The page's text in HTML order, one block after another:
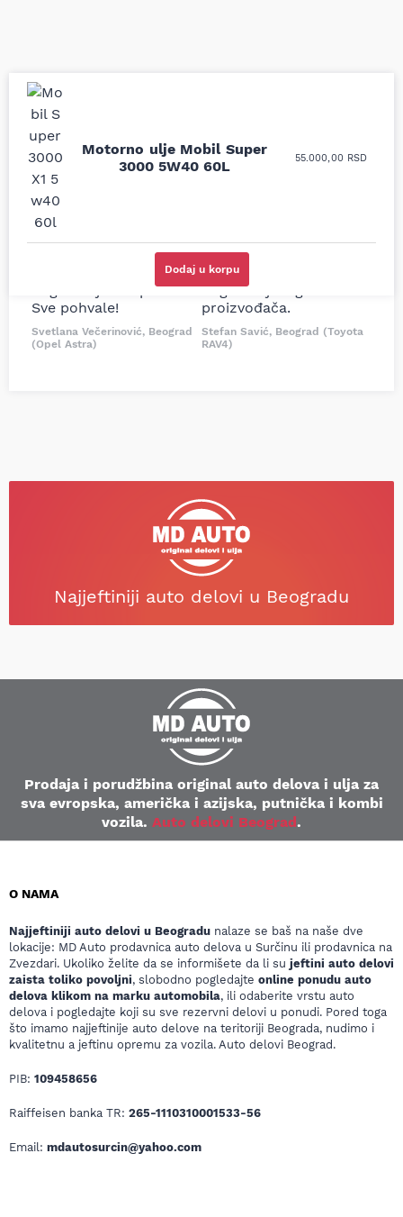
Motorno ulje Mobil Super
3000 5W40 60L
55.000,00 RSD
Dodaj u korpu
Uporedila sam sve
moguće online
prodavnice auto delova
i definitivno najbolje
cene su ovde. Kupila
sam više puta auto
delove iz MD Auto. Uvek
dobra preporuka za
odgovarajuću opremu.
Sve pohvale!
Svetlana Večerinović, Beograd
(Opel Astra)
ljubazni prodavci.
Nisam bio siguran koji je
Tojotu, ali me je Miloš
podsetio, istražio i
preporučio
odgovarajućeg
proizvođača.
Stefan Savić, Beograd (Toyota
RAV4)
Najjeftiniji auto delovi u Beogradu
Prodaja i porudžbina original auto delova i ulja za
sva evropska, američka i azijska, putnička i kombi
vozila. Auto delovi Beograd.
O NAMA
Najjeftiniji auto delovi u Beogradu nalaze se baš na naše dve
lokacije: MD Auto prodavnica auto delova u Surčinu ili prodavnica na
Zvezdari. Ukoliko želite da se informišete da li su jeftini auto delovi
zaista toliko povoljni, slobodno pogledajte online ponudu auto
delova klikom na marku automobila, ili odaberite vrstu auto
delova i pogledajte koji su sve rezervni delovi u ponudi. Pored toga
što imamo najjeftinije auto delove na teritoriji Beograda, nudimo i
kvalitetnu a jeftinu opremu za vozila. Auto delovi Beograd.
PIB: 109458656
Raiffeisen banka TR: 265-1110310001533-56
Email: mdautosurcin@yahoo.com